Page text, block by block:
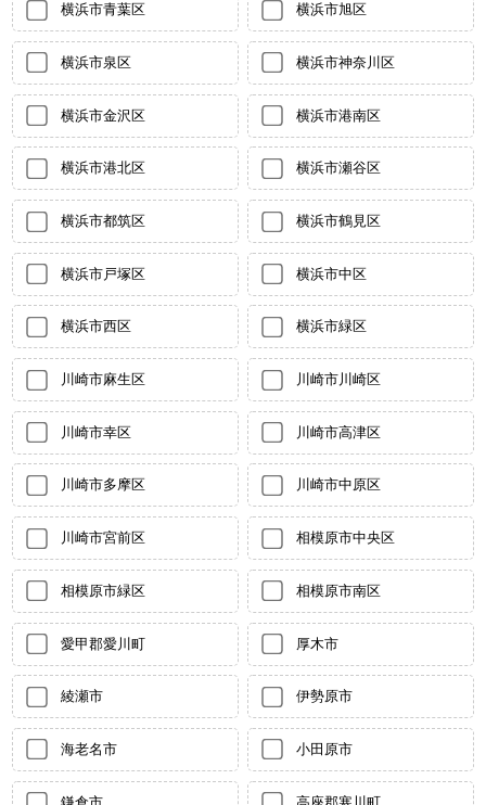
横浜市青葉区 横浜市旭区
横浜市泉区 横浜市神奈川区
横浜市金沢区 横浜市港南区
横浜市港北区 横浜市瀬谷区
横浜市都筑区 横浜市鶴見区
横浜市戸塚区 横浜市中区
横浜市西区 横浜市緑区
川崎市麻生区 川崎市川崎区
川崎市幸区 川崎市高津区
川崎市多摩区 川崎市中原区
川崎市宮前区 相模原市中央区
相模原市緑区 相模原市南区
愛甲郡愛川町 厚木市
綾瀬市 伊勢原市
海老名市 小田原市